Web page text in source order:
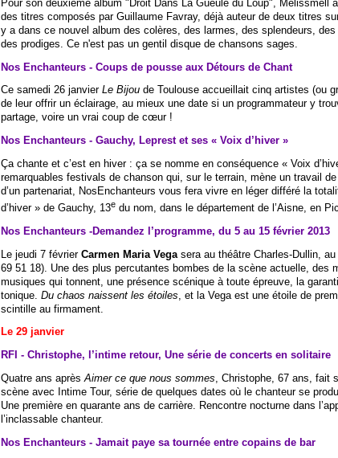
Pour son deuxième album "Droit Dans La Gueule du Loup", Melissmell
des titres composés par Guillaume Favray, déjà auteur de deux titres
y a dans ce nouvel album des colères, des larmes, des splendeurs,
des prodiges. Ce n'est pas un gentil disque de chansons sages.
Nos Enchanteurs - Coups de pousse aux Détours de Chant
Ce samedi 26 janvier Le Bijoude Toulouse accueillait cinq artistes (ou
de leur offrir un éclairage, au mieux une date si un programmateur y
partage, voire un vrai coup de cœur !
Nos Enchanteurs - Gauchy, Leprest et ses « Voix d’hiver »
Ça chante et c’est en hiver : ça se nomme en conséquence « Voix
remarquables festivals de chanson qui, sur le terrain, mène un travail
d’un partenariat, NosEnchanteurs vous fera vivre en léger différé la
d’hiver » de Gauchy, 13edu nom, dans le département de l’Aisne, en
Nos Enchanteurs -Demandez l’programme, du 5 au 15 février 2013
Le jeudi 7 février Carmen Maria Vegasera au théâtre Charles-Dullin,
69 51 18). Une des plus percutantes bombes de la scène actuelle, des
musiques qui tonnent, une présence scénique à toute épreuve, la
tonique. Du chaos naissent les étoiles , et la Vega est une étoile de
scintille au firmament.
Le 29 janvier
RFI - Christophe, l’intime retour, Une série de concerts en solitaire
Quatre ans après Aimer ce que nous sommes , Christophe, 67 ans, fait
scène avec Intime Tour, série de quelques dates où le chanteur se
Une première en quarante ans de carrière. Rencontre nocturne dans
l’inclassable chanteur.
Nos Enchanteurs - Jamait paye sa tournée entre copains de bar